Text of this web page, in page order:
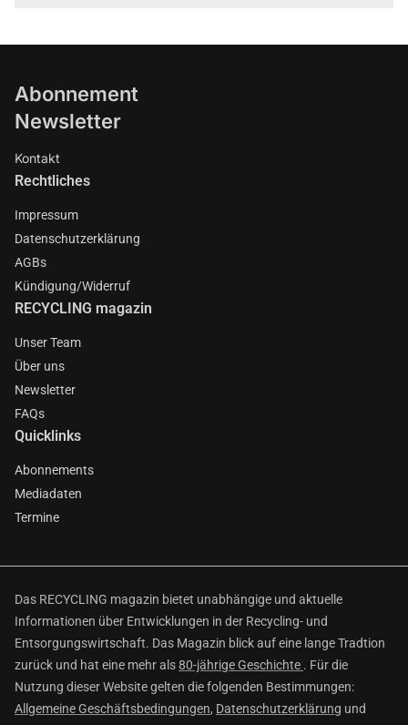
Abonnement
Newsletter
Kontakt
Rechtliches
Impressum
Datenschutzerklärung
AGBs
Kündigung/Widerruf
RECYCLING magazin
Unser Team
Über uns
Newsletter
FAQs
Quicklinks
Abonnements
Mediadaten
Termine
Das RECYCLING magazin bietet unabhängige und aktuelle
Informationen über Entwicklungen in der Recycling- und
Entsorgungswirtschaft. Das Magazin blick auf eine lange Tradtion
zurück und hat eine mehr als80-jährige Geschichte . Für die
Nutzung dieser Website gelten die folgenden Bestimmungen:
Allgemeine Geschäftsbedingungen, Datenschutzerklärung und